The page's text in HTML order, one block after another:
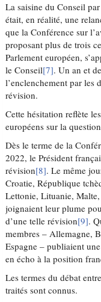
La saisine du Conseil
était, en réalité, une
que la Conférence sur
proposant plus de trois
Parlement européen,
le Conseil[7]. Un an et
l’enclenchement par les
révision.
Cette hésitation reflète
européens sur la
Dès le terme de la
2022, le Président
révision[8]. Le même
Croatie, République
Lettonie, Lituanie,
joignaient leur plume
d’une telle révision[9].
membres – Allemagne,
Espagne – publiaient
en écho à la position
Les termes du débat
traités sont connus.